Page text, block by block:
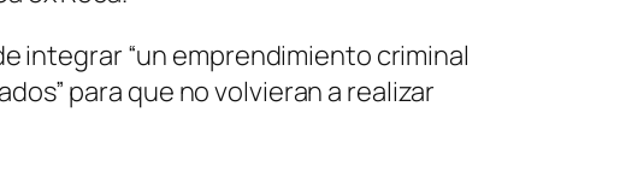
integrar “un emprendimiento criminal
para que no volvieran a realizar